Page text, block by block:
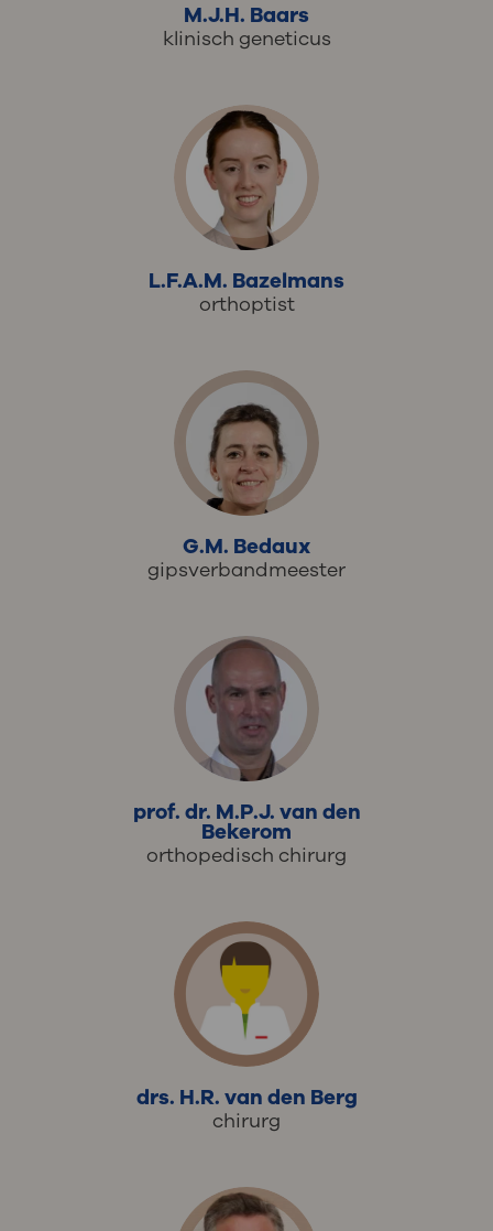
M.J.H. Baars
klinisch geneticus
L.F.A.M. Bazelmans
orthoptist
G.M. Bedaux
gipsverbandmeester
prof. dr. M.P.J. van den
Bekerom
orthopedisch chirurg
drs. H.R. van den Berg
chirurg